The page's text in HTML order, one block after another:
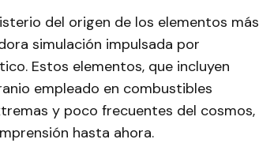
del origen de los elementos más
simulación impulsada por
Estos elementos, que incluyen
empleado en combustibles
y poco frecuentes del cosmos,
hasta ahora.